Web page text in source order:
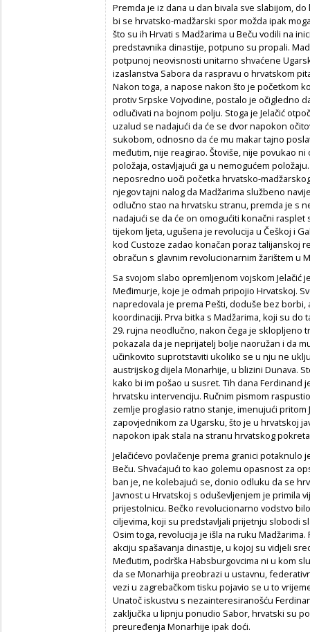
Premda je iz dana u dan bivala sve slabijom,
bi se hrvatsko-madžarski spor možda ipak
što su ih Hrvati s Madžarima u Beču vodili na
predstavnika dinastije, potpuno su propali.
potpunoj neovisnosti unitarno shvaćene
izaslanstva Sabora da raspravu o hrvatskom
Nakon toga, a napose nakon što je početkom
protiv Srpske Vojvodine, postalo je očigledno
odlučivati na bojnom polju. Stoga je Jelačić
uzalud se nadajući da će se dvor napokon
sukobom, odnosno da će mu makar tajno
međutim, nije reagirao. Štoviše, nije povukao
položaja, ostavljajući ga u nemogućem
neposredno uoči početka hrvatsko-
njegov tajni nalog da Madžarima službeno
odlučno stao na hrvatsku stranu, premda je s
nadajući se da će on omogućiti konačni
tijekom ljeta, ugušena je revolucija u Češkoj i
kod Custoze zadao konačan poraz talijanskoj
obračun s glavnim revolucionarnim žarištem u
Sa svojom slabo opremljenom vojskom Jelačić
Međimurje, koje je odmah pripojio Hrvatskoj.
napredovala je prema Pešti, doduše bez
koordinaciji. Prva bitka s Madžarima, koji su do
29. rujna neodlučno, nakon čega je sklopljeno
pokazala da je neprijatelj bolje naoružan i da
učinkovito suprotstaviti ukoliko se u nju ne
austrijskog dijela Monarhije, u blizini Dunava.
kako bi im pošao u susret. Tih dana Ferdinand
hrvatsku intervenciju. Ručnim pismom
zemlje proglasio ratno stanje, imenujući pritom
zapovjednikom za Ugarsku, što je u hrvatskoj
napokon ipak stala na stranu hrvatskog
Jelačićevo povlačenje prema granici potaknulo
Beču. Shvaćajući to kao golemu opasnost za
ban je, ne kolebajući se, donio odluku da se
Javnost u Hrvatskoj s oduševljenjem je primila
prijestolnicu. Bečko revolucionarno vodstvo
ciljevima, koji su predstavljali prijetnju slobodi
Osim toga, revolucija je išla na ruku
akciju spašavanja dinastije, u kojoj su vidjeli
Međutim, podrška Habsburgovcima ni u kom
da se Monarhija preobrazi u ustavnu,
vezi u zagrebačkom tisku pojavio se u to
Unatoč iskustvu s nezainteresiranošću
zaključka u lipnju ponudio Sabor, hrvatski su
preuređenja Monarhije ipak doći.